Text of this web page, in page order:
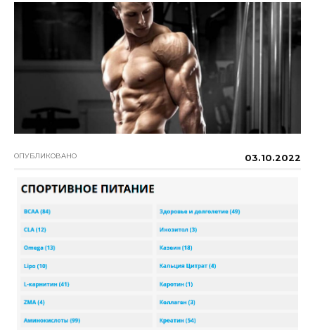
ОПУБЛИКОВАНО 03.10.2022